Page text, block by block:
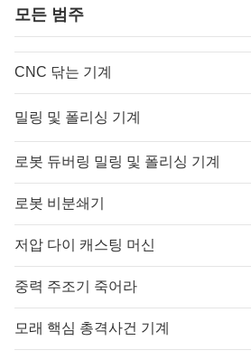
모든 범주
CNC 닦는 기계
밀링 및 폴리싱 기계
로봇 듀버링 밀링 및 폴리싱 기계
로봇 비분쇄기
저압 다이 캐스팅 머신
중력 주조기 죽어라
모래 핵심 총격사건 기계